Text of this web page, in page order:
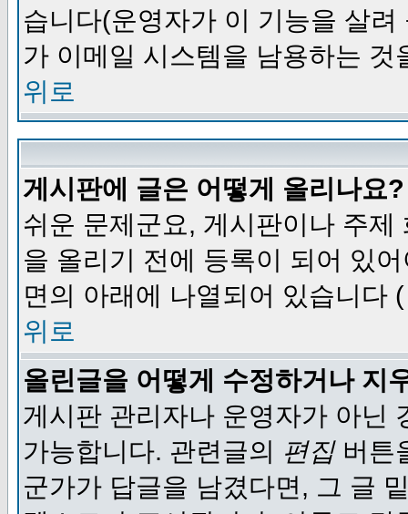
습니다(운영자가 이 기능을 살
가 이메일 시스템을 남용하는 것
위로
게시판에 글은 어떻게 올리나요?
쉬운 문제군요, 게시판이나 주
을 올리기 전에 등록이 되어 있
면의 아래에 나열되어 있습니다 (
위로
올린글을 어떻게 수정하거나 지
게시판 관리자나 운영자가 아닌
가능합니다. 관련글의 편집버튼
군가가 답글을 남겼다면, 그 글